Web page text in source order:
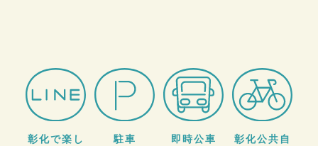
彰化で楽し
駐車
即時公車
彰化公共自